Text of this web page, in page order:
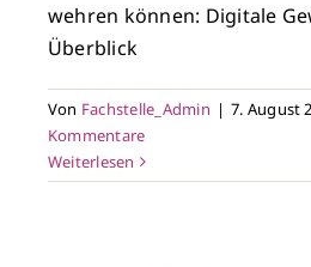
wehren können: Digitale
Überblick
Von Fachstelle_Admin | 7. August
Kommentare
Weiterlesen